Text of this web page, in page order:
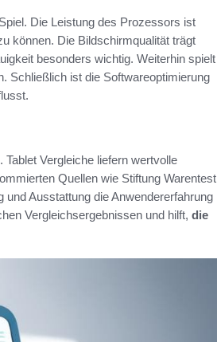
Die Leistung des Prozessors ist
können. Die Bildschirmqualität trägt
besonders wichtig. Weiterhin spielt
Schließlich ist die Softwareoptimierung
Vergleiche liefern wertvolle
Quellen wie Stiftung Warentest
Ausstattung die Anwendererfahrung
Vergleichsergebnissen und hilft, die